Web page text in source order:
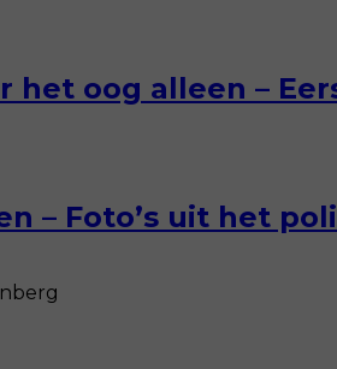
het oog alleen –
– Foto’s uit het